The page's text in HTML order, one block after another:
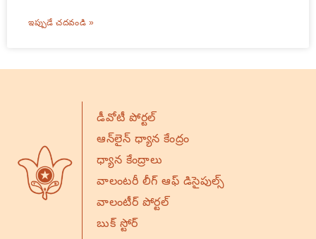
ఇప్పుడే చదవండి »
డీవోటీ పోర్టల్
ఆన్‌లైన్ ధ్యాన కేంద్రం
ధ్యాన కేంద్రాలు
వాలంటరీ లీగ్ ఆఫ్ డిసైపుల్స్
వాలంటీర్ పోర్టల్
బుక్ స్టోర్